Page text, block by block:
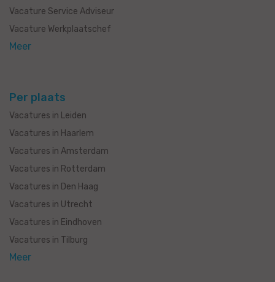
Vacature Service Adviseur
Vacature Werkplaatschef
Meer
Per plaats
Vacatures in Leiden
Vacatures in Haarlem
Vacatures in Amsterdam
Vacatures in Rotterdam
Vacatures in Den Haag
Vacatures in Utrecht
Vacatures in Eindhoven
Vacatures in Tilburg
Meer